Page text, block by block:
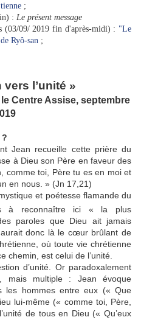
;
: Le présent message
(03/09/ 2019 fin d'après-midi) : "Le
Ryô-san ;
l’unité »
Centre Assise, septembre
Jean recueille cette prière du
à Dieu son Père en faveur des
comme toi, Père tu es en moi et
en nous. » (Jn 17,21)
et poétesse flamande du
à reconnaître ici « la plus
paroles que Dieu ait jamais
donc là le cœur brûlant de
où toute vie chrétienne
chemin, est celui de l’unité.
d’unité. Or paradoxalement
mais multiple : Jean évoque
les hommes entre eux (« Que
lui-même (« comme toi, Père,
de tous en Dieu (« Qu’eux